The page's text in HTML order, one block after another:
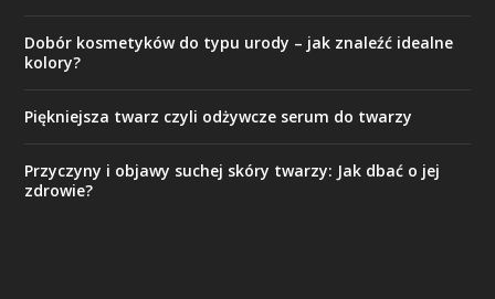
Dobór kosmetyków do typu urody – jak znaleźć idealne
kolory?
Piękniejsza twarz czyli odżywcze serum do twarzy
Przyczyny i objawy suchej skóry twarzy: Jak dbać o jej
zdrowie?